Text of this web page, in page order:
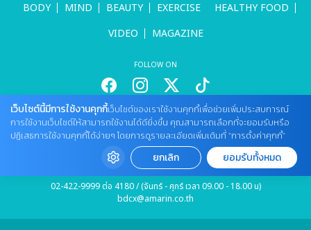
BODY MIND BEAUTY EXERCISE
HEALTHY FOOD
VIDEO
MAGAZINE
FOLLOW ON
สนใจลงโฆษณากับเว็บไซต์
Tel : 085 661 4629 / (จันทร์ - ศุกร์ เวลา 09.00 - 18.00 น)
cheewajitmedia@gmail.com
ติดต่อแจ้งปัญหาหรือร้องเรียน
02-422-9999 ต่อ 4180 / (จันทร์ - ศุกร์ เวลา 09.00 - 18.00 น)
bdcx@amarin.co.th
เว็บไซต์นี้มีการใช้งานคุกกี้เว็บไซต์ของเราใช้งานคุกกี้เพื่อช่วยเพิ่มประสบการณ์
การใช้งานเว็บไซต์ให้สามารถใช้งานได้ดียิ่งขึ้น คุณสามารถเลือกที่จะยอมรับหรือ
ปฏิเสธการใช้งานคุกกี้ได้ง่ายๆ โดยการดูรายละเอียดเพิ่มเติมที่ “การตั้งค่าคุกกี้”
ยกเลิก ยอมรับทั้งหมด